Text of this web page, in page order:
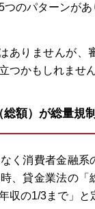
のパターンがあ
ありませんが、
つかもしれません
額）が総量規
く消費者金融系
、貸金業法の「
収の1/3まで」と